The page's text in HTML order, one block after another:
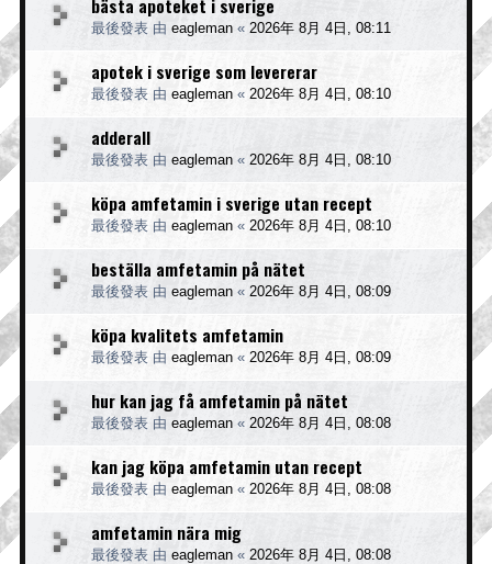
bästa apoteket i sverige
最後發表 由 eagleman « 2026年 8月 4日, 08:11
apotek i sverige som levererar
最後發表 由 eagleman « 2026年 8月 4日, 08:10
adderall
最後發表 由 eagleman « 2026年 8月 4日, 08:10
köpa amfetamin i sverige utan recept
最後發表 由 eagleman « 2026年 8月 4日, 08:10
beställa amfetamin på nätet
最後發表 由 eagleman « 2026年 8月 4日, 08:09
köpa kvalitets amfetamin
最後發表 由 eagleman « 2026年 8月 4日, 08:09
hur kan jag få amfetamin på nätet
最後發表 由 eagleman « 2026年 8月 4日, 08:08
kan jag köpa amfetamin utan recept
最後發表 由 eagleman « 2026年 8月 4日, 08:08
amfetamin nära mig
最後發表 由 eagleman « 2026年 8月 4日, 08:08